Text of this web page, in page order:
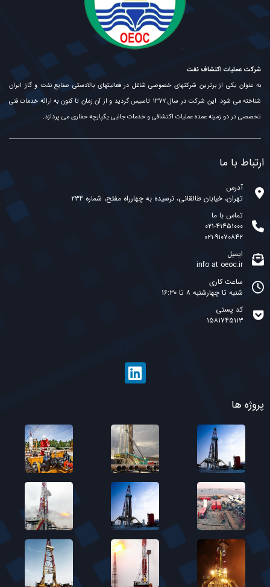
شرکت عملیات اکتشاف نفت
به عنوان یکی از برترین شرکتهای خصوصی شاغل در فعالیتهای بالادستی صنایع نفت و گاز ایران
شناخته می شود. این شرکت در سال ۱۳۷۷ تاسیس گردید و از آن زمان تا کنون به ارائه خدمات فنی
تخصصی در دو زمینه عمده عملیات اکتشافی و خدمات جانبی یکپارچه حفاری می پردازد.
ارتباط با ما
آدرس
تهران، خیابان طالقانی، نرسیده به چهارراه مفتح، شماره ۲۳۴
تماس با ما
۰۲۱-۴۱۴۵۱۰۰۰
۰۲۱-۹۱۰۷۰۸۴۲
ایمیل
info at oeoc.ir
ساعت کاری
شنبه تا چهارشنبه ۸ تا ۱۶:۳۰
کد پستی
۱۵۸۱۷۴۵۱۱۳
پروژه ها